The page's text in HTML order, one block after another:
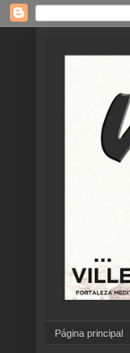
Página principal